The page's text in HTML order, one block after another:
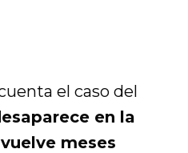
el caso del
en la
meses